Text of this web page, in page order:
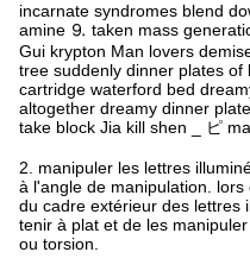
incarnate syndromes blend
amine ⒐ taken mass
Gui krypton Man lovers
tree suddenly dinner plates
cartridge waterford bed
altogether dreamy dinner
take block Jia kill shen _ ピ
2. manipuler les lettres
à l'angle de manipulation.
du cadre extérieur des lettres
tenir à plat et de les
ou torsion.